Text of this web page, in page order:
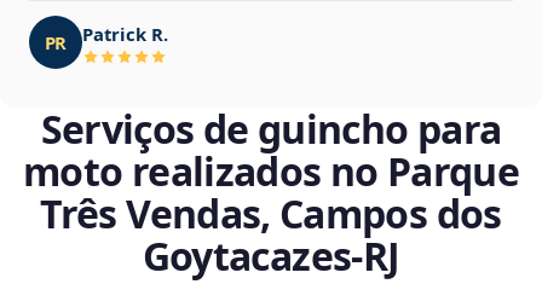
PR Patrick R.
Serviços de guincho para
moto realizados no Parque
Três Vendas, Campos dos
Goytacazes‑RJ